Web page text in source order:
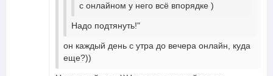
с онлайном у него всё впорядке )
Надо подтянуть!"
он каждый день с утра до вечера онлайн, куда
еще?))